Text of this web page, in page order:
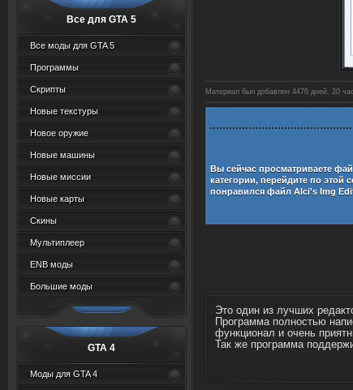
Все для GTA 5
Все моды для GTA 5
Программы
Скрипты
Новые текстуры
Новое оружие
Новые машины
Новые миссии
Новые карты
Скины
Мультиплеер
ENB моды
Большие моды
GTA 4
Моды для GTA 4
Материал был добавлен 4476 дней, 20
Вы сейчас просматриваете
категории, перейдите по этой
понравился файл Alci's Img
Это один из лучших
Программа полностью
функционал и очень
Так же программа